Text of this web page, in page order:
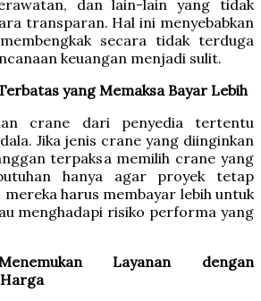
dan lain-lain yang tidak
transparan. Hal ini menyebabkan
secara tidak terduga
keuangan menjadi sulit.
yang Memaksa Bayar Lebih
crane dari penyedia tertentu
Jika jenis crane yang diinginkan
terpaksa memilih crane yang
hanya agar proyek tetap
harus membayar lebih untuk
menghadapi risiko performa yang
Layanan dengan